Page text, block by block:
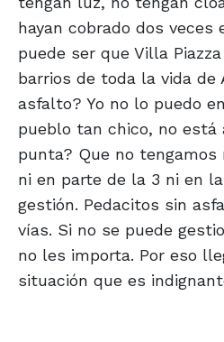
hayan cobrado dos veces
puede ser que Villa
barrios de toda la vida de
asfalto? Yo no lo puedo
pueblo tan chico, no
punta? Que no tengamos
ni en parte de la 3 ni en
gestión. Pedacitos sin
vías. Si no se puede
no les importa. Por eso
situación que es